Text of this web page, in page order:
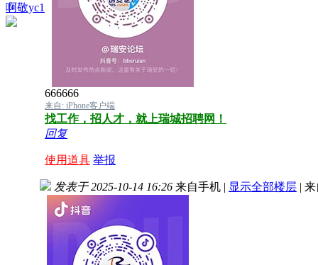
啊敬yc1
666666
来自: iPhone客户端
找工作，招人才，就上瑞城招聘网！
回复
使用道具 举报
发表于 2025-10-14 16:26 来自手机 | 显示全部楼层 | 来